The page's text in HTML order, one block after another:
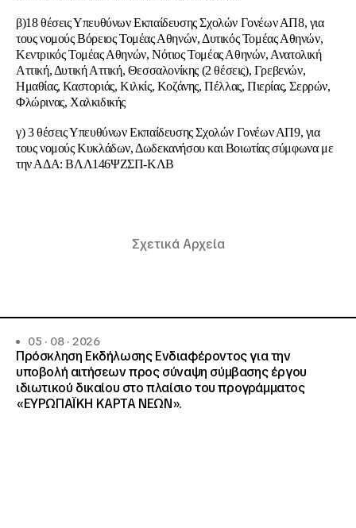
β)18 θέσεις Υπευθύνων Εκπαίδευσης Σχολών Γονέων ΑΠ8, για
τους νομούς Βόρειος Τομέας Αθηνών, Δυτικός Τομέας Αθηνών,
Κεντρικός Τομέας Αθηνών, Νότιος Τομέας Αθηνών, Ανατολική
Αττική, Δυτική Αττική, Θεσσαλονίκης (2 θέσεις), Γρεβενών,
Ημαθίας, Καστοριάς, Κιλκίς, Κοζάνης, Πέλλας, Πιερίας, Σερρών,
Φλώρινας, Χαλκιδικής
γ) 3 θέσεις Υπευθύνων Εκπαίδευσης Σχολών Γονέων ΑΠ9, για
τους νομούς Κυκλάδων, Δωδεκανήσου και Βοιωτίας σύμφωνα με
την ΑΔA: ΒΛΛ146ΨΖΣΠ-ΚΛΒ
Σχετικά Αρχεία
05 · 08 · 2026
Πρόσκληση Εκδήλωσης Ενδιαφέροντος για την
υποβολή αιτήσεων προς σύναψη σύμβασης έργου
ιδιωτικού δικαίου στο πλαίσιο του προγράμματος
«ΕΥΡΩΠΑΪΚΗ ΚΑΡΤΑ ΝΕΩΝ».